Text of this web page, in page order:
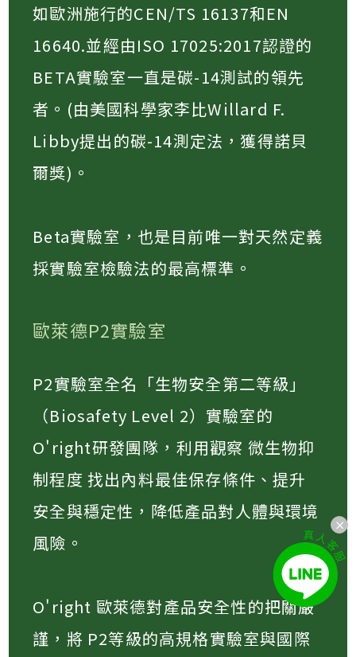
如歐洲施行的CEN/TS 16137和EN
16640.並經由ISO 17025:2017認證的
BETA實驗室一直是碳-14測試的領先
者。(由美國科學家李比Willard F.
Libby提出的碳-14測定法，獲得諾貝
爾獎)。​
Beta實驗室，也是目前唯一對天然定義
採實驗室檢驗法的最高標準。​
歐萊德P2實驗室
P2實驗室全名「生物安全第二等級」
（Biosafety Level 2）實驗室的
O'right研發團隊，利用觀察 微生物抑
制程度 找出內料最佳保存條件、提升
安全與穩定性，降低產品對人體與環境
風險​。
O'right 歐萊德對產品安全性的把關嚴
謹，將 P2等級的高規格實驗室與國際